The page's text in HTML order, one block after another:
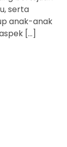
serta
anak-anak
[…]